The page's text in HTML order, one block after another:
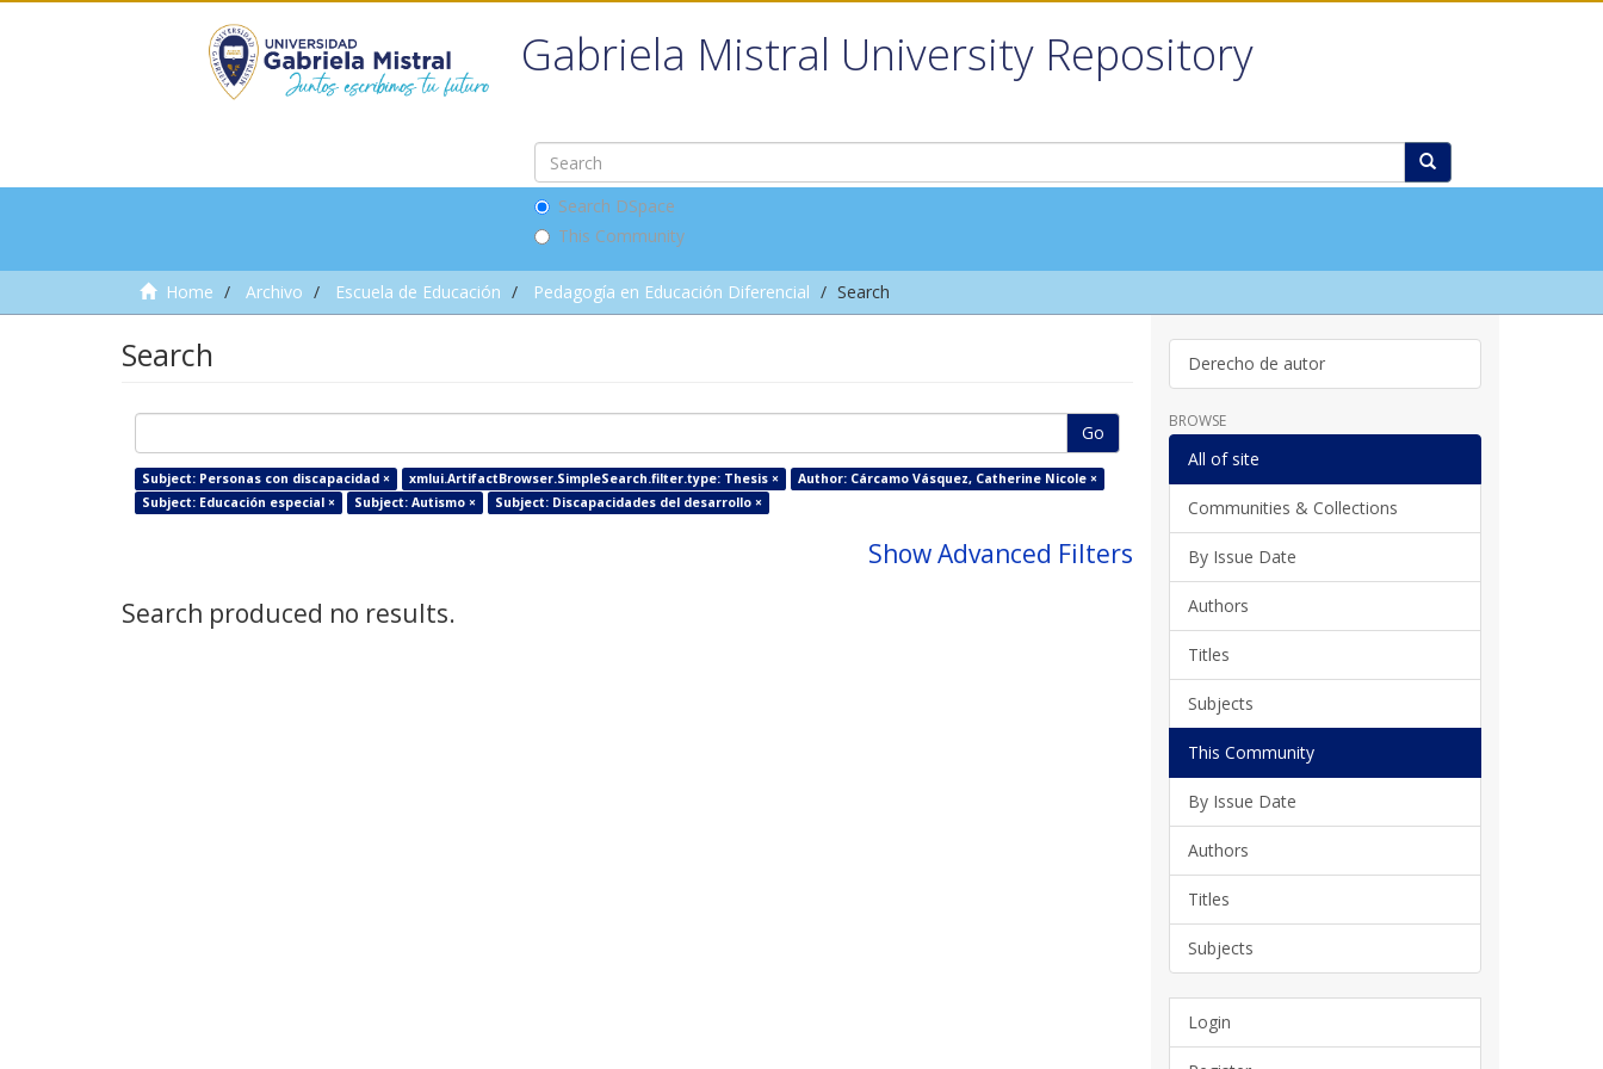
Gabriela Mistral University Repository
Search DSpace
This Community
Home Archivo Escuela de Educación Pedagogía en Educación Diferencial Search
Search
Go
Subject: Personas con discapacidad × xmlui.ArtifactBrowser.SimpleSearch.filter.type: Thesis ×
Author: Cárcamo Vásquez, Catherine Nicole ×
Subject: Educación especial ×
Subject: Autismo × Subject: Discapacidades del desarrollo ×
Show Advanced Filters
Search produced no results.
Derecho de autor
BROWSE
All of site
Communities & Collections
By Issue Date
Authors
Titles
Subjects
This Community
By Issue Date
Authors
Titles
Subjects
Login